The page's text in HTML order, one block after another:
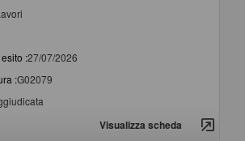
:27/07/2026
:G02079
Visualizza scheda